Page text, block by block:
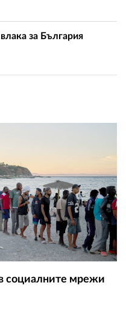
за България
социалните мрежи